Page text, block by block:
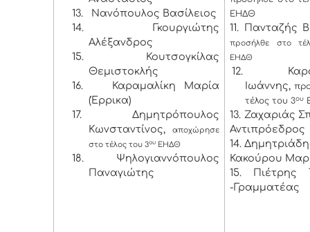
13.
Νανόπουλος Βασίλειος
14.
Γκουργιώτης
Αλέξανδρος
15.
Κουτσογκίλας
Θεμιστοκλής
16.
Καραμαλίκη Μαρία
(Έρρικα)
17.
Δημητρόπουλος
Κωνσταντίνος,
αποχώρησε
στο τέλος του 3ου ΕΗΔΘ
18.
Ψηλογιαννόπουλος
Παναγιώτης
ΕΗΔΘ
11. Πανταζής
προσήλθε στο
ΕΗΔΘ
12.
Ιωάννης,
τέλος του 3ου
13. Ζαχαριάς
Αντιπρόεδρος
14.
Κακούρου
15. Πιέτρης
-Γραμματέας